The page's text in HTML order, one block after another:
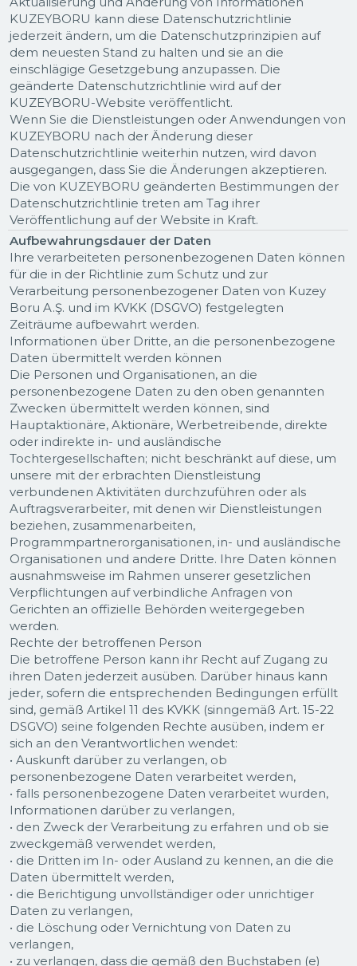
KUZEYBORU kann diese Datenschutzrichtlinie
jederzeit ändern, um die Datenschutzprinzipien auf
dem neuesten Stand zu halten und sie an die
einschlägige Gesetzgebung anzupassen. Die
geänderte Datenschutzrichtlinie wird auf der
KUZEYBORU-Website veröffentlicht.
Wenn Sie die Dienstleistungen oder Anwendungen von
KUZEYBORU nach der Änderung dieser
Datenschutzrichtlinie weiterhin nutzen, wird davon
ausgegangen, dass Sie die Änderungen akzeptieren.
Die von KUZEYBORU geänderten Bestimmungen der
Datenschutzrichtlinie treten am Tag ihrer
Veröffentlichung auf der Website in Kraft.
Aufbewahrungsdauer der Daten
Ihre verarbeiteten personenbezogenen Daten können
für die in der Richtlinie zum Schutz und zur
Verarbeitung personenbezogener Daten von Kuzey
Boru A.Ş. und im KVKK (DSGVO) festgelegten
Zeiträume aufbewahrt werden.
Informationen über Dritte, an die personenbezogene
Daten übermittelt werden können
Die Personen und Organisationen, an die
personenbezogene Daten zu den oben genannten
Zwecken übermittelt werden können, sind
Hauptaktionäre, Aktionäre, Werbetreibende, direkte
oder indirekte in- und ausländische
Tochtergesellschaften; nicht beschränkt auf diese, um
unsere mit der erbrachten Dienstleistung
verbundenen Aktivitäten durchzuführen oder als
Auftragsverarbeiter, mit denen wir Dienstleistungen
beziehen, zusammenarbeiten,
Programmpartnerorganisationen, in- und ausländische
Organisationen und andere Dritte. Ihre Daten können
ausnahmsweise im Rahmen unserer gesetzlichen
Verpflichtungen auf verbindliche Anfragen von
Gerichten an offizielle Behörden weitergegeben
werden.
Rechte der betroffenen Person
Die betroffene Person kann ihr Recht auf Zugang zu
ihren Daten jederzeit ausüben. Darüber hinaus kann
jeder, sofern die entsprechenden Bedingungen erfüllt
sind, gemäß Artikel 11 des KVKK (sinngemäß Art. 15-22
DSGVO) seine folgenden Rechte ausüben, indem er
sich an den Verantwortlichen wendet:
• Auskunft darüber zu verlangen, ob
personenbezogene Daten verarbeitet werden,
• falls personenbezogene Daten verarbeitet wurden,
Informationen darüber zu verlangen,
• den Zweck der Verarbeitung zu erfahren und ob sie
zweckgemäß verwendet werden,
• die Dritten im In- oder Ausland zu kennen, an die die
Daten übermittelt werden,
• die Berichtigung unvollständiger oder unrichtiger
Daten zu verlangen,
• die Löschung oder Vernichtung von Daten zu
verlangen,
• zu verlangen, dass die gemäß den Buchstaben (e)